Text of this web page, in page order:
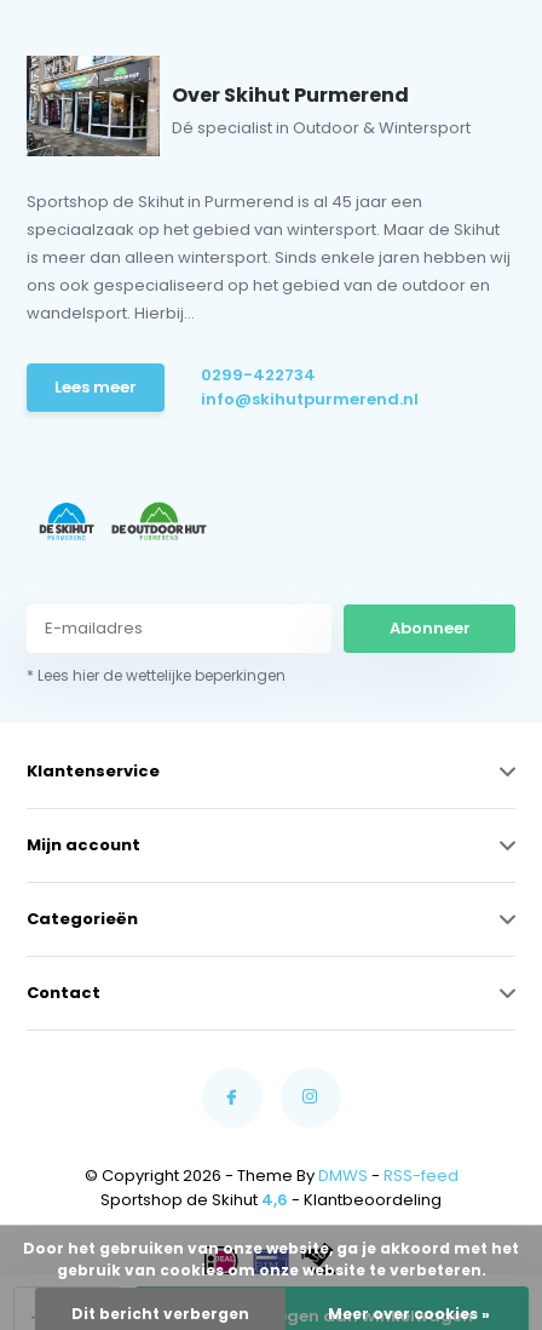
+
- Toevoegen aan winkelwagen
Over Skihut Purmerend
Dé specialist in Outdoor & Wintersport
Sportshop de Skihut in Purmerend is al 45 jaar een
speciaalzaak op het gebied van wintersport. Maar de Skihut
is meer dan alleen wintersport. Sinds enkele jaren hebben wij
ons ook gespecialiseerd op het gebied van de outdoor en
wandelsport. Hierbij...
Lees meer
0299-422734
info@skihutpurmerend.nl
Abonneer
* Lees hier de wettelijke beperkingen
Klantenservice
Mijn account
Categorieën
Contact
© Copyright 2026 - Theme ByDMWS - RSS-feed
Sportshop de Skihut 4,6 - Klantbeoordeling
Door het gebruiken van onze website, ga je akkoord met het
gebruik van cookies om onze website te verbeteren.
Dit bericht verbergen Meer over cookies »